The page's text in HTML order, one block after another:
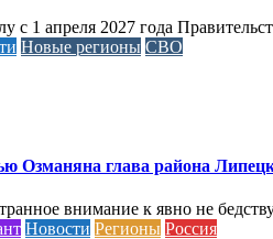
с 1 апреля 2027 года
Новые регионы СВО
Озманяна глава района
внимание к явно не
Новости Регионы Россия